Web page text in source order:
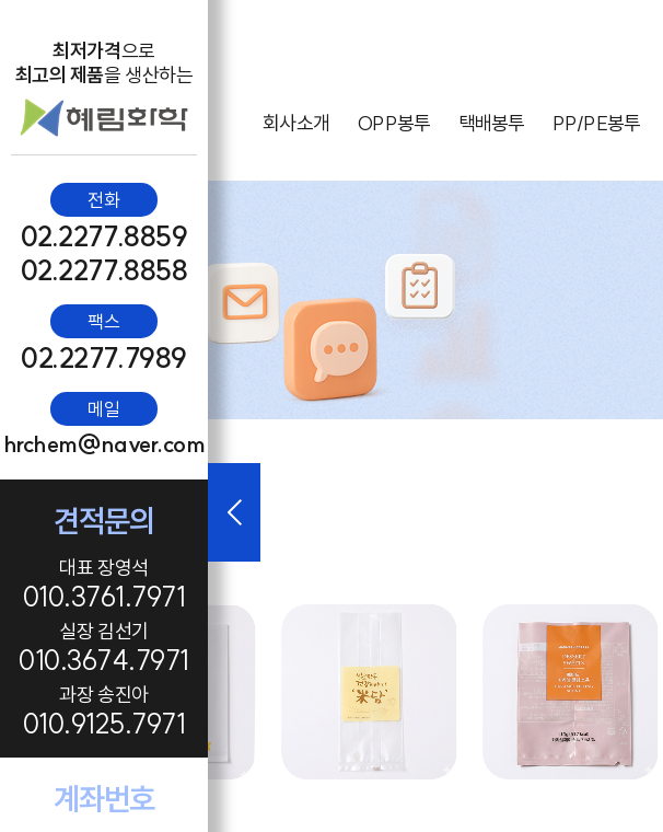
회사소개 OPP봉투 택배봉투 PP/PE봉투
최저가격으로
최고의 제품을 생산하는
전화
02.2277.8859
02.2277.8858
팩스
02.2277.7989
메일
hrchem@naver.com
견적문의
대표 장영석
010.3761.7971
실장 김선기
010.3674.7971
과장 송진아
010.9125.7971
계좌번호